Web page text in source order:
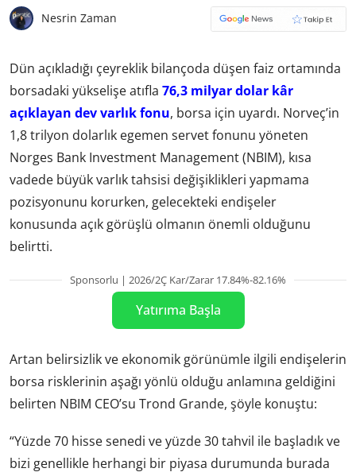
Nesrin Zaman
Dün açıkladığı çeyreklik bilançoda düşen faiz ortamında
borsadaki yükselişe atıfla 76,3 milyar dolar kâr
açıklayan dev varlık fonu, borsa için uyardı. Norveç’in
1,8 trilyon dolarlık egemen servet fonunu yöneten
Norges Bank Investment Management (NBIM), kısa
vadede büyük varlık tahsisi değişiklikleri yapmama
pozisyonunu korurken, gelecekteki endişeler
konusunda açık görüşlü olmanın önemli olduğunu
belirtti.
Sponsorlu | 2026/2Ç Kar/Zarar 17.84%-82.16%
Yatırıma Başla
Artan belirsizlik ve ekonomik görünümle ilgili endişelerin
borsa risklerinin aşağı yönlü olduğu anlamına geldiğini
belirten NBIM CEO’su Trond Grande, şöyle konuştu:
“Yüzde 70 hisse senedi ve yüzde 30 tahvil ile başladık ve
bizi genellikle herhangi bir piyasa durumunda burada